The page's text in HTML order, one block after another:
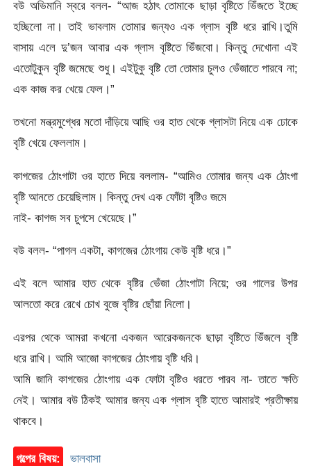
বউ অভিমানি স্বরে বলল- “আজ হঠাৎ তোমাকে ছাড়া বৃষ্টিতে ভিঁজতে ইচ্ছে
হচ্ছিলো না। তাই ভাবলাম তোমার জন্যও এক গ্লাস বৃষ্টি ধরে রাখি।তুমি
বাসায় এলে দু’জন আবার এক গ্লাস বৃষ্টিতে ভিঁজবো। কিন্তু দেখোনা এই
এতোটুকুন বৃষ্টি জমেছে শুধু। এইটুকু বৃষ্টি তো তোমার চুলও ভেঁজাতে পারবে না;
এক কাজ কর খেয়ে ফেল।”
তখনো মন্ত্রমুগ্ধের মতো দাঁড়িয়ে আছি ওর হাত থেকে গ্লাসটা নিয়ে এক ঢোকে
বৃষ্টি খেয়ে ফেললাম।
কাগজের ঠোংগাটা ওর হাতে দিয়ে বললাম- “আমিও তোমার জন্য এক ঠোংগা
বৃষ্টি আনতে চেয়েছিলাম। কিন্তু দেখ এক ফোঁটা বৃষ্টিও জমে
নাই- কাগজ সব চুপসে খেয়েছে।”
বউ বলল- “পাগল একটা, কাগজের ঠোংগায় কেউ বৃষ্টি ধরে।”
এই বলে আমার হাত থেকে বৃষ্টির ভেঁজা ঠোংগাটা নিয়ে; ওর গালের উপর
আলতো করে রেখে চোখ বুজে বৃষ্টির ছোঁয়া নিলো।
এরপর থেকে আমরা কখনো একজন আরেকজনকে ছাড়া বৃষ্টিতে ভিঁজলে বৃষ্টি
ধরে রাখি। আমি আজো কাগজের ঠোংগায় বৃষ্টি ধরি।
আমি জানি কাগজের ঠোংগায় এক ফোটা বৃষ্টিও ধরতে পারব না- তাতে ক্ষতি
নেই। আমার বউ ঠিকই আমার জন্য এক গ্লাস বৃষ্টি হাতে আমারই প্রতীক্ষায়
থাকবে।
গল্পের বিষয়: ভালবাসা